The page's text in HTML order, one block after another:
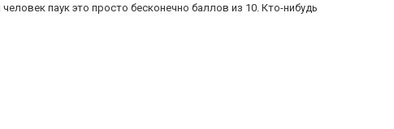
паук это просто бесконечно баллов из 10. Кто-нибудь